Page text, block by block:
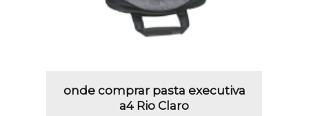
onde comprar pasta executiva
a4 Rio Claro